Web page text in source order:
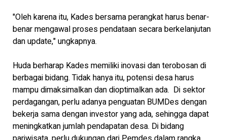
"Oleh karena itu, Kades bersama perangkat harus benar-
benar mengawal proses pendataan secara berkelanjutan
dan update," ungkapnya.
Huda berharap Kades memiliki inovasi dan terobosan di
berbagai bidang. Tidak hanya itu, potensi desa harus
mampu dimaksimalkan dan dioptimalkan ada. Di sektor
perdagangan, perlu adanya penguatan BUMDes dengan
bekerja sama dengan investor yang ada, sehingga dapat
meningkatkan jumlah pendapatan desa. Di bidang